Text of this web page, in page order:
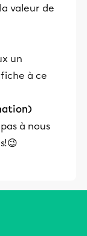
valeur de
un
à ce
à nous